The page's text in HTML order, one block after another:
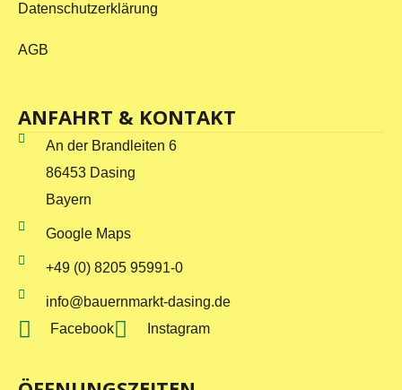
Datenschutzerklärung
AGB
ANFAHRT & KONTAKT
An der Brandleiten 6
86453 Dasing
Bayern
Google Maps
+49 (0) 8205 95991-0
info@bauernmarkt-dasing.de
Facebook
Instagram